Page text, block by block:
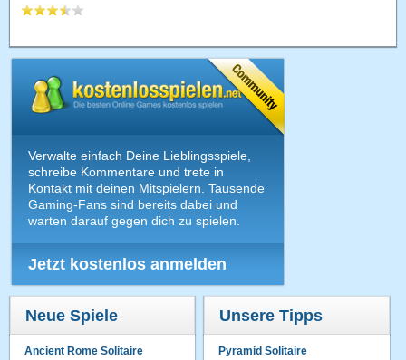
Verwalte einfach Deine Lieblingsspiele,
schreibe Kommentare und trete in
Kontakt mit deinen Mitspielern. Tausende
Gaming-Fans sind bereits dabei und
warten darauf gegen dich zu spielen.
Jetzt kostenlos anmelden
Neue Spiele
Ancient Rome Solitaire
Unsere Tipps
Pyramid Solitaire